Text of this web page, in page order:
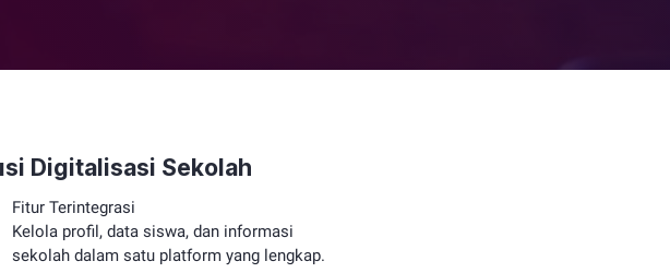
Digitalisasi Sekolah
Fitur Terintegrasi
Kelola profil, data siswa, dan informasi
sekolah dalam satu platform yang lengkap.